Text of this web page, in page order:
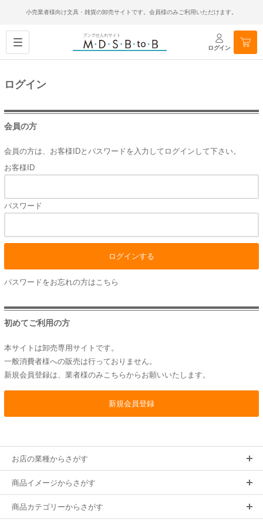
小売業者様向け文具・雑貨の卸売サイトです。会員様のみご利用いただけます。
ログイン
ログイン
会員の方
会員の方は、お客様IDとパスワードを入力してログインして下さい。
お客様ID
パスワード
パスワードをお忘れの方はこちら
初めてご利用の方
本サイトは卸売専用サイトです。
一般消費者様への販売は行っておりません。
新規会員登録は、業者様のみこちらからお願いいたします。
お店の業種からさがす
商品イメージからさがす
商品カテゴリーからさがす